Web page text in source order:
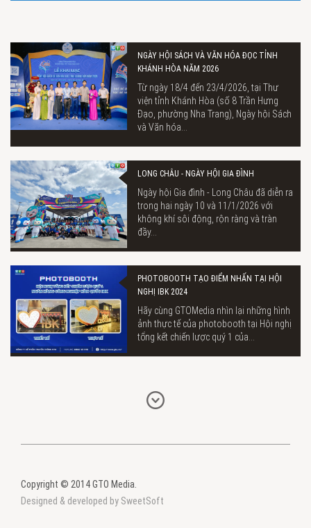
NGÀY HỘI SÁCH VÀ VĂN HÓA ĐỌC TỈNH
KHÁNH HÒA NĂM 2026
Từ ngày 18/4 đến 23/4/2026, tại Thư
viện tỉnh Khánh Hòa (số 8 Trần Hưng
Đạo, phường Nha Trang), Ngày hội Sách
và Văn hóa...
LONG CHÂU - NGÀY HỘI GIA ĐÌNH
Ngày hội Gia đình - Long Châu đã diễn ra
trong hai ngày 10 và 11/1/2026 với
không khí sôi động, rộn ràng và tràn
đầy...
PHOTOBOOTH TẠO ĐIỂM NHẤN TẠI HỘI
NGHỊ IBK 2024
Hãy cùng GTOMedia nhìn lại những hình
ảnh thực tế của photobooth tại Hội nghị
tổng kết chiến lược quý 1 của...
Copyright © 2014 GTO Media.
Designed & developed by SweetSoft